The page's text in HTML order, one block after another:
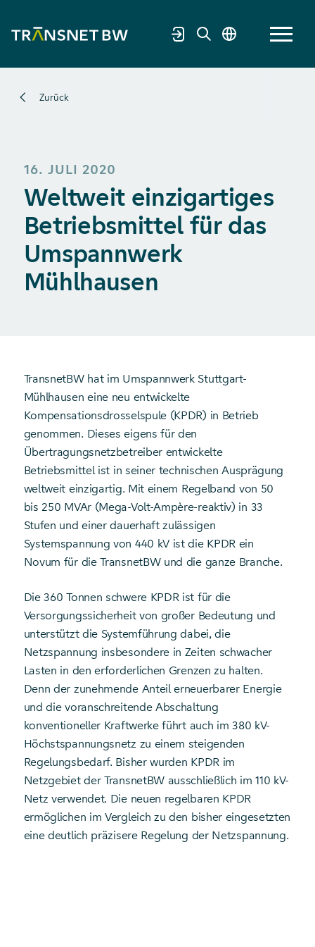
Zurück
16. JULI 2020
Weltweit einzigartiges
Betriebsmittel für das
Umspannwerk
Mühlhausen
TransnetBW hat im Umspannwerk Stuttgart-
Mühlhausen eine neu entwickelte
Kompensationsdrosselspule (KPDR) in Betrieb
genommen. Dieses eigens für den
Übertragungsnetzbetreiber entwickelte
Betriebsmittel ist in seiner technischen Ausprägung
weltweit einzigartig. Mit einem Regelband von 50
bis 250 MVAr (Mega-Volt-Ampère-reaktiv) in 33
Stufen und einer dauerhaft zulässigen
Systemspannung von 440 kV ist die KPDR ein
Novum für die TransnetBW und die ganze Branche.
Die 360 Tonnen schwere KPDR ist für die
Versorgungssicherheit von großer Bedeutung und
unterstützt die Systemführung dabei, die
Netzspannung insbesondere in Zeiten schwacher
Lasten in den erforderlichen Grenzen zu halten.
Denn der zunehmende Anteil erneuerbarer Energie
und die voranschreitende Abschaltung
konventioneller Kraftwerke führt auch im 380 kV-
Höchstspannungsnetz zu einem steigenden
Regelungsbedarf. Bisher wurden KPDR im
Netzgebiet der TransnetBW ausschließlich im 110 kV-
Netz verwendet. Die neuen regelbaren KPDR
ermöglichen im Vergleich zu den bisher eingesetzten
eine deutlich präzisere Regelung der Netzspannung.